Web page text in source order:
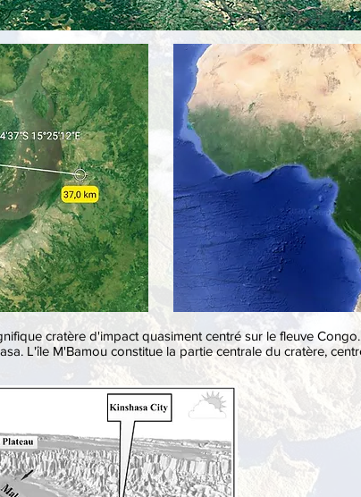
cratère d'impact quasiment centré sur le fleuve
L'île M'Bamou constitue la partie centrale du cratère,